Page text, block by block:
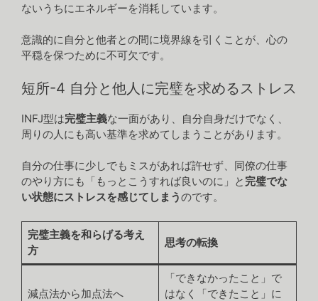
ないうちにエネルギーを消耗しています。
意識的に自分と他者との間に境界線を引くことが、心の
平穏を保つために不可欠です。
短所-4 自分と他人に完璧を求めるストレス
INFJ型は完璧主義な一面があり、自分自身だけでなく、
周りの人にも高い基準を求めてしまうことがあります。
自分の仕事に少しでもミスがあれば許せず、同僚の仕事
のやり方にも「もっとこうすれば良いのに」と 完璧でな
い状態にストレスを感じてしまうのです。
完璧主義を和らげる考え
方
思考の転換
減点法から加点法へ
「できなかったこと」で
はなく「できたこと」に